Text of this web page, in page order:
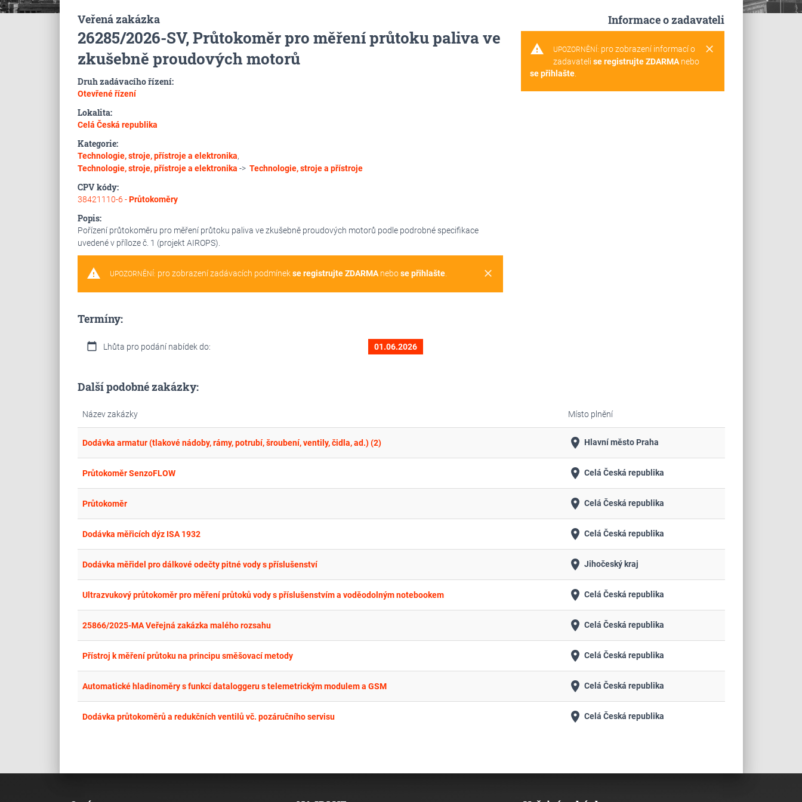
Veřená zakázka
26285/2026-SV, Průtokoměr pro měření průtoku paliva ve
zkušebně proudových motorů
Druh zadávacího řízení:
Otevřené řízení
Lokalita:
Celá Česká republika
Kategorie:
Technologie, stroje, přístroje a elektronika,
Technologie, stroje, přístroje a elektronika -> Technologie, stroje a přístroje
CPV kódy:
38421110-6 -Průtokoměry
Popis:
Pořízení průtokoměru pro měření průtoku paliva ve zkušebně proudových motorů podle podrobné specifikace
uvedené v příloze č. 1 (projekt AIROPS).
warning clear
UPOZORNĚNÍ: pro zobrazení zadávacích podmínekse registrujte ZDARMAnebose přihlašte.
Termíny:
calendar_today Lhůta pro podání nabídek do: 01.06.2026
Informace o zadavateli
warning clear
UPOZORNĚNÍ: pro zobrazení informací o
zadavateli se registrujte ZDARMAnebo
se přihlašte.
Další podobné zakázky:
Název zakázky Místo plnění
Dodávka armatur (tlakové nádoby, rámy, potrubí, šroubení, ventily, čidla, ad.) (2) place Hlavní město Praha
Průtokoměr SenzoFLOW place Celá Česká republika
Průtokoměr place Celá Česká republika
Dodávka měřicích dýz ISA 1932 place Celá Česká republika
Dodávka měřidel pro dálkové odečty pitné vody s příslušenství place Jihočeský kraj
Ultrazvukový průtokoměr pro měření průtoků vody s příslušenstvím a voděodolným notebookem place Celá Česká republika
25866/2025-MA Veřejná zakázka malého rozsahu place Celá Česká republika
Přístroj k měření průtoku na principu směšovací metody place Celá Česká republika
Automatické hladinoměry s funkcí dataloggeru s telemetrickým modulem a GSM place Celá Česká republika
Dodávka průtokoměrů a redukčních ventilů vč. pozáručního servisu place Celá Česká republika